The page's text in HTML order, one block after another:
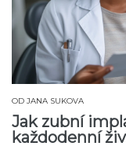
OD JANA SUKOVA
Jak zubní
každodenní